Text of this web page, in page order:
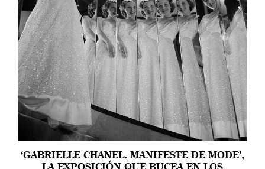
‘GABRIELLE CHANEL. MANIFESTE DE MODE’,